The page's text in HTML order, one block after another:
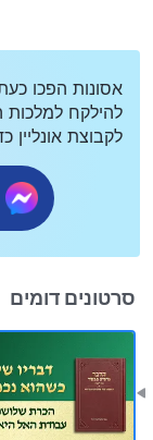
אסונות הפכו
להילקח למלכות
לקבוצת אונליין
סרטונים דומים